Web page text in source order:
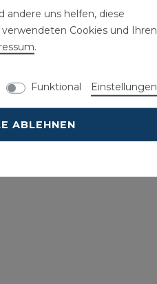
andere uns helfen, diese
Cookies und Ihren
.
Funktional Einstellungen
ABLEHNEN